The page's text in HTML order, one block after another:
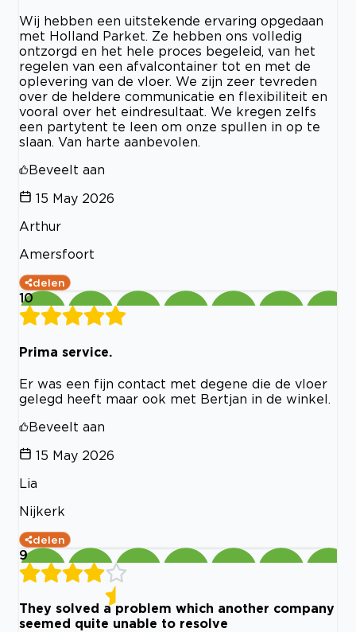
Wij hebben een uitstekende ervaring opgedaan
met Holland Parket. Ze hebben ons volledig
ontzorgd en het hele proces begeleid, van het
regelen van een afvalcontainer tot en met de
oplevering van de vloer. We zijn zeer tevreden
over de heldere communicatie en flexibiliteit en
vooral over het eindresultaat. We kregen zelfs
een partytent te leen om onze spullen in op te
slaan. Van harte aanbevolen.
Beveelt aan
15 May 2026
Arthur
Amersfoort
delen
10
Prima service.
Er was een fijn contact met degene die de vloer
gelegd heeft maar ook met Bertjan in de winkel.
Beveelt aan
15 May 2026
Lia
Nijkerk
delen
9
They solved a problem which another company
seemed quite unable to resolve